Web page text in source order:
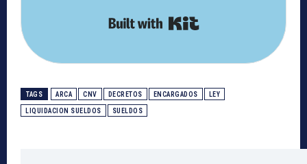
TAGS ARCA CNV DECRETOS ENCARGADOS LEY
LIQUIDACION SUELDOS SUELDOS